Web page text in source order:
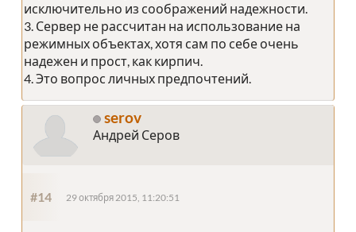
исключительно из соображений надежности.
3. Сервер не рассчитан на использование на
режимных объектах, хотя сам по себе очень
надежен и прост, как кирпич.
4. Это вопрос личных предпочтений.
serov
Андрей Серов
#14 29 октября 2015, 11:20:51